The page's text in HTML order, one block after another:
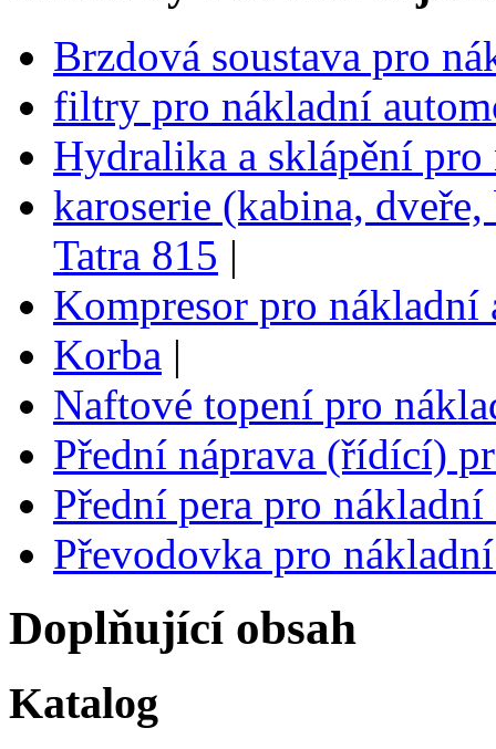
Brzdová soustava pro
filtry pro nákladní
Hydralika a sklápění
karoserie (kabina,
Tatra 815 |
Kompresor pro nákladní
Korba |
Naftové topení pro
Přední náprava (řídící)
Přední pera pro
Převodovka pro
Doplňující obsah
Katalog